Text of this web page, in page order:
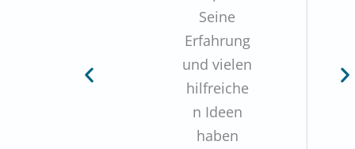
Seine
Erfahrung
und vielen
hilfreiche
n Ideen
haben